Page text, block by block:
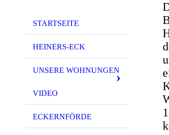
STARTSEITE
HEINERS-ECK
UNSERE WOHNUNGEN
VIDEO
ECKERNFÖRDE